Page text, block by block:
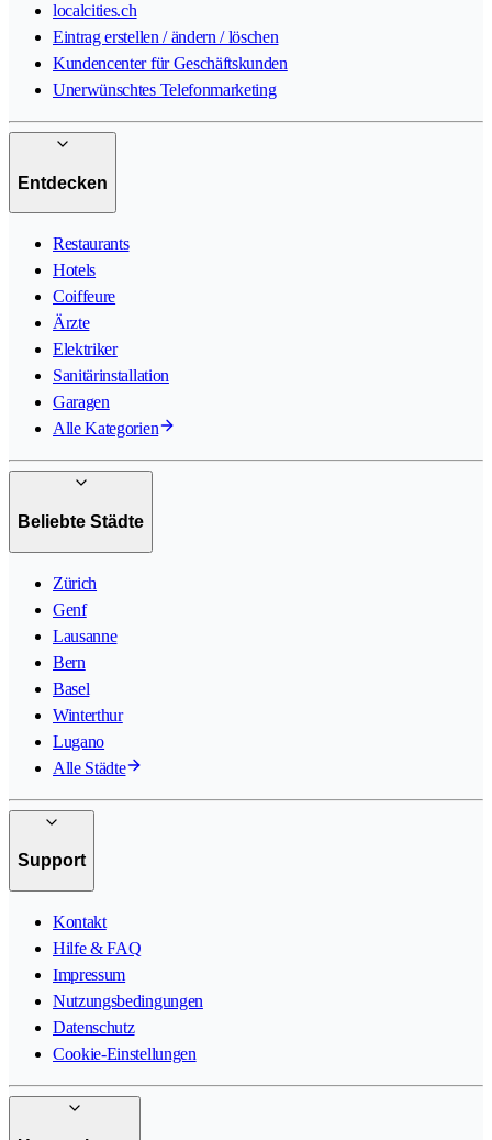
localcities.ch
Eintrag erstellen / ändern / löschen
Kundencenter für Geschäftskunden
Unerwünschtes Telefonmarketing
Entdecken
Restaurants
Hotels
Coiffeure
Ärzte
Elektriker
Sanitärinstallation
Garagen
Alle Kategorien
Beliebte Städte
Zürich
Genf
Lausanne
Bern
Basel
Winterthur
Lugano
Alle Städte
Support
Kontakt
Hilfe & FAQ
Impressum
Nutzungsbedingungen
Datenschutz
Cookie-Einstellungen